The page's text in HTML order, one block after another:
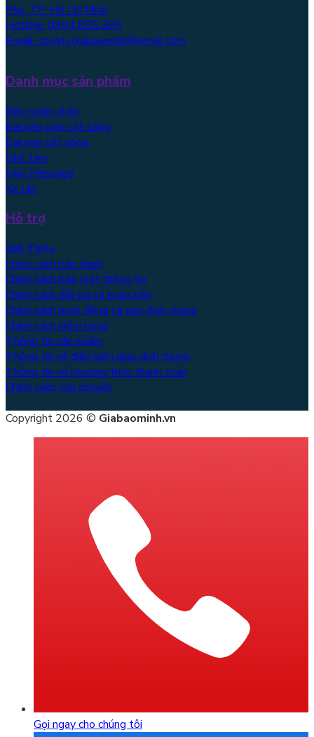
Phú, TP. Hồ Chí Minh
Hotline: 0904.855.385
Email: congtygiabaominh@gmail.com
Danh mục sản phẩm
Bồn ngâm chân
Đai kéo giãn cột sống
Đai nẹp cột sống
Ghế tắm
Máy Massage
Xe lăn
Hỗ trợ
Giới Thiệu
Chính sách bảo hành
Chính sách bảo mật thông tin
Chính sách đổi trả và hoàn tiền
Chính sách hoạt động và quy định chung
Chính sách kiểm hàng
Thông tin sản phẩm
Thông tin về điều kiện giao dịch chung
Thông tin về phương thức thanh toán
Chính sách vận chuyển
Copyright 2026 © Giabaominh.vn
Gọi ngay cho chúng tôi